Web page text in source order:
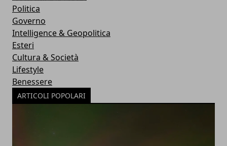
Politica
Governo
Intelligence & Geopolitica
Esteri
Cultura & Società
Lifestyle
Benessere
ARTICOLI POPOLARI